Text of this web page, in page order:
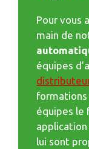
Pour vous
main de
équipes
formations
équipes le
lui sont